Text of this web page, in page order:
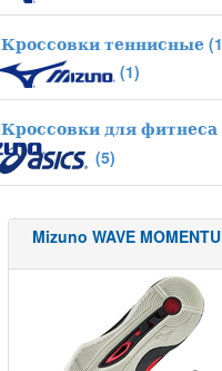
Кроссовки теннисные
(1)
Кроссовки для фитнеса
(5)
Mizuno WAVE